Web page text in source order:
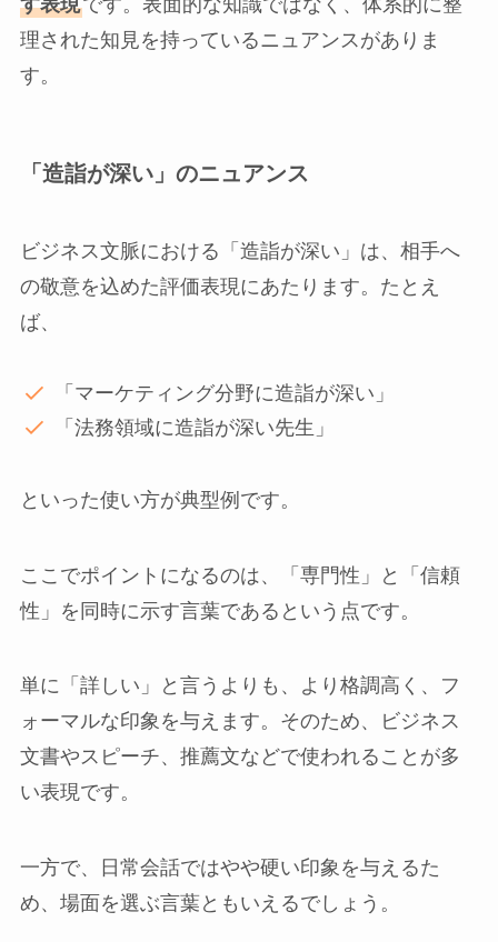
す表現です。表面的な知識ではなく、体系的に整
理された知見を持っているニュアンスがありま
す。
「造詣が深い」のニュアンス
ビジネス文脈における「造詣が深い」は、相手へ
の敬意を込めた評価表現にあたります。たとえ
ば、
「マーケティング分野に造詣が深い」
「法務領域に造詣が深い先生」
といった使い方が典型例です。
ここでポイントになるのは、「専門性」と「信頼
性」を同時に示す言葉であるという点です。
単に「詳しい」と言うよりも、より格調高く、フ
ォーマルな印象を与えます。そのため、ビジネス
文書やスピーチ、推薦文などで使われることが多
い表現です。
一方で、日常会話ではやや硬い印象を与えるた
め、場面を選ぶ言葉ともいえるでしょう。